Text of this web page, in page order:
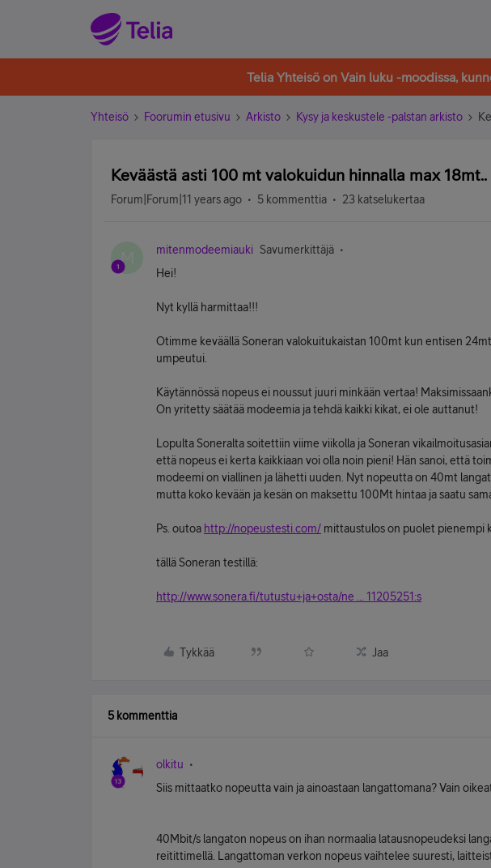
Telia Yhteisö on Vain luku -moodissa,
Yhteisö Foorumin etusivu Arkisto Kysy ja keskustele -palstan arkisto
Keväästä asti 100 mt valokuidun hinnalla max 18mt..
Forum|Forum|11 years ago 5 kommenttia 23 katselukertaa
M mitenmodeemiauki Savumerkittäjä
Hei!
Nyt kyllä harmittaa!!!
Otimme keväällä Soneran valokuitukaistan 100mt kun entisen
umpeutui.
Käytännössä nopeus ei noussut juuri minkään vertaa!
On yritetty säätää modeemia ja tehdä kaikki kikat, ei ole auttanut!
Lopulta Soneralta soitettiin viime viikolla ja Soneran
että nopeus ei kerta kaikkiaan voi olla noin pieni! Hän sanoi, että
modeemi on viallinen ja lähetti uuden. Nyt nopeutta on 40mt
mutta koko kevään ja kesän on maksettu 100Mt hintaa ja saatu
Ps. outoa http://nopeustesti.com/ mittaustulos on puolet pienempi
tällä Soneran testillä:
http://www.sonera.fi/tutustu+ja+osta/ne ... 11205251:s
Tykkää Jaa
5 kommenttia
olkitu
Siis mittaatko nopeutta vain ja ainoastaan langattomana? Vain
40Mbit/s langaton nopeus on ihan normaalia latausnopeudeksi
reitittimellä. Langattoman verkon nopeus vaihtelee suuresti,